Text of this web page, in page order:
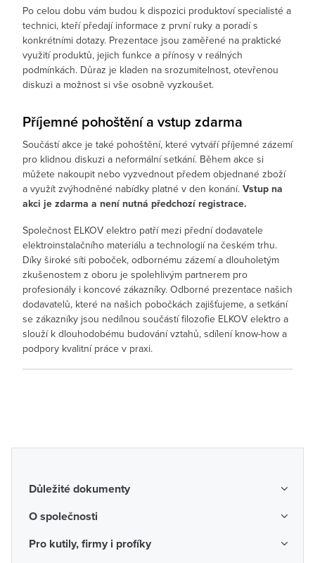
Po celou dobu vám budou k dispozici produktoví specialisté a
technici, kteří předají informace z první ruky a poradí s
konkrétními dotazy. Prezentace jsou zaměřené na praktické
využití produktů, jejich funkce a přínosy v reálných
podmínkách. Důraz je kladen na srozumitelnost, otevřenou
diskuzi a možnost si vše osobně vyzkoušet.
Příjemné pohoštění a vstup zdarma
Součástí akce je také pohoštění, které vytváří příjemné zázemí
pro klidnou diskuzi a neformální setkání. Během akce si
můžete nakoupit nebo vyzvednout předem objednané zboží
a využít zvýhodněné nabídky platné v den konání. Vstup na
akci je zdarma a není nutná předchozí registrace.
Společnost ELKOV elektro patří mezi přední dodavatele
elektroinstalačního materiálu a technologií na českém trhu.
Díky široké síti poboček, odbornému zázemí a dlouholetým
zkušenostem z oboru je spolehlivým partnerem pro
profesionály i koncové zákazníky. Odborné prezentace našich
dodavatelů, které na našich pobočkách zajišťujeme, a setkání
se zákazníky jsou nedílnou součástí filozofie ELKOV elektro a
slouží k dlouhodobému budování vztahů, sdílení know-how a
podpory kvalitní práce v praxi.
Důležité dokumenty
Obchodní podmínky
Reklamace a vrácení zboží
O společnosti
O nás
Pro kutily, firmy i profíky